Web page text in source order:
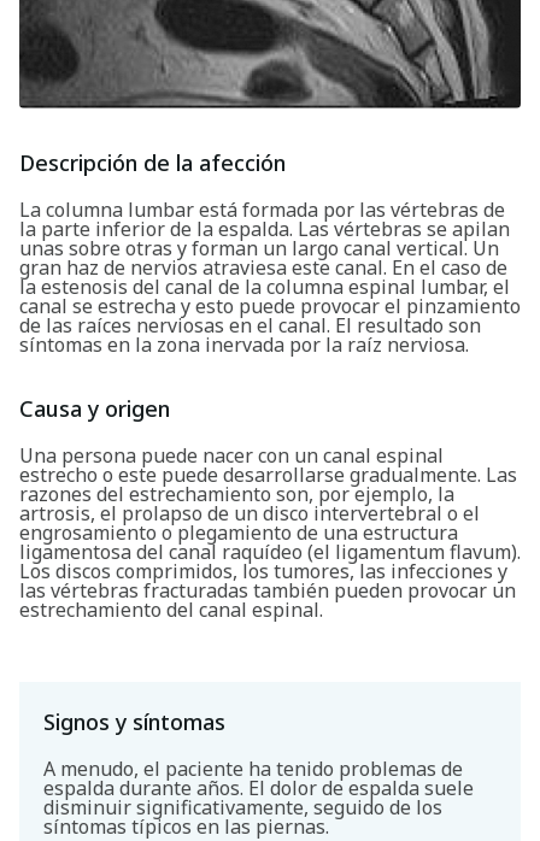
Descripción de la afección
La columna lumbar está formada por las vértebras de
la parte inferior de la espalda. Las vértebras se apilan
unas sobre otras y forman un largo canal vertical. Un
gran haz de nervios atraviesa este canal. En el caso de
la estenosis del canal de la columna espinal lumbar, el
canal se estrecha y esto puede provocar el pinzamiento
de las raíces nerviosas en el canal. El resultado son
síntomas en la zona inervada por la raíz nerviosa.
Causa y origen
Una persona puede nacer con un canal espinal
estrecho o este puede desarrollarse gradualmente. Las
razones del estrechamiento son, por ejemplo, la
artrosis, el prolapso de un disco intervertebral o el
engrosamiento o plegamiento de una estructura
ligamentosa del canal raquídeo (el ligamentum flavum).
Los discos comprimidos, los tumores, las infecciones y
las vértebras fracturadas también pueden provocar un
estrechamiento del canal espinal.
Signos y síntomas
A menudo, el paciente ha tenido problemas de
espalda durante años. El dolor de espalda suele
disminuir significativamente, seguido de los
síntomas típicos en las piernas.